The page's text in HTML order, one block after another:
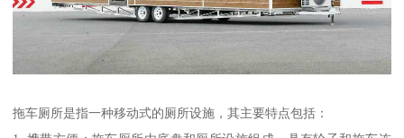
拖车厕所是指一种移动式的厕所设施，其主要特点包括：